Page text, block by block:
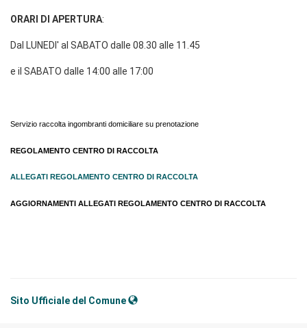
ORARI DI APERTURA:
Dal LUNEDI' al SABATO dalle 08.30 alle 11.45
e il SABATO dalle 14:00 alle 17:00
Servizio raccolta ingombranti domiciliare su prenotazione
REGOLAMENTO CENTRO DI RACCOLTA
ALLEGATI REGOLAMENTO CENTRO DI RACCOLTA
AGGIORNAMENTI ALLEGATI REGOLAMENTO CENTRO DI RACCOLTA
Sito Ufficiale del Comune